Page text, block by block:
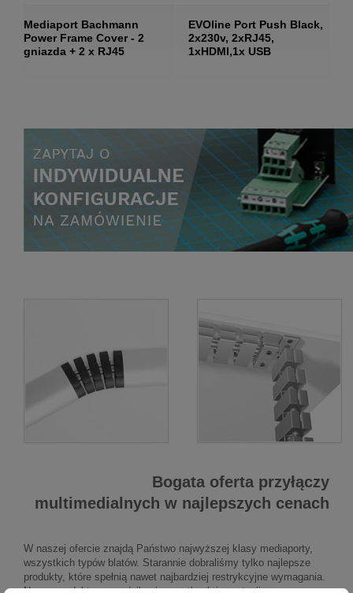
Mediaport Bachmann
Power Frame Cover - 2
gniazda + 2 x RJ45
EVOline Port Push Black,
2x230v, 2xRJ45,
1xHDMI,1x USB
Bogata oferta przyłączy
multimedialnych w najlepszych cenach
W naszej ofercie znajdą Państwo najwyższej klasy mediaporty,
wszystkich typów blatów. Starannie dobraliśmy tylko najlepsze
produkty, które spełnią nawet najbardziej restrykcyjne wymagania.